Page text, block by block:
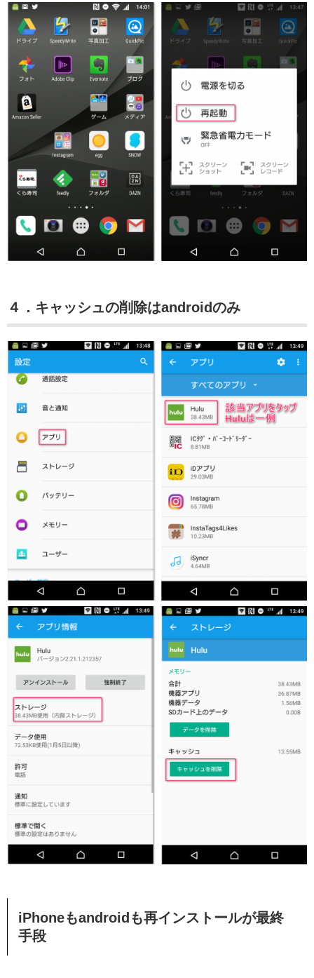
４．キャッシュの削除はandroidのみ
iPhoneもandroidも再インストールが最終
手段